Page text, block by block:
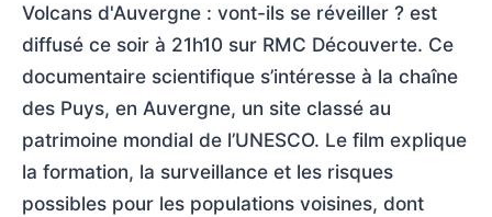
Volcans d'Auvergne : vont-ils se réveiller ? est
diffusé ce soir à 21h10 sur RMC Découverte. Ce
documentaire scientifique s’intéresse à la chaîne
des Puys, en Auvergne, un site classé au
patrimoine mondial de l’UNESCO. Le film explique
la formation, la surveillance et les risques
possibles pour les populations voisines, dont